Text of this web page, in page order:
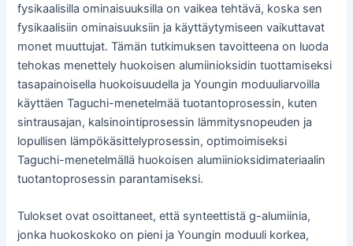
fysikaalisilla ominaisuuksilla on vaikea tehtävä, koska sen
fysikaalisiin ominaisuuksiin ja käyttäytymiseen vaikuttavat
monet muuttujat. Tämän tutkimuksen tavoitteena on luoda
tehokas menettely huokoisen alumiinioksidin tuottamiseksi
tasapainoisella huokoisuudella ja Youngin moduuliarvoilla
käyttäen Taguchi-menetelmää tuotantoprosessin, kuten
sintrausajan, kalsinointiprosessin lämmitysnopeuden ja
lopullisen lämpökäsittelyprosessin, optimoimiseksi
Taguchi-menetelmällä huokoisen alumiinioksidimateriaalin
tuotantoprosessin parantamiseksi.
Tulokset ovat osoittaneet, että synteettistä g-alumiinia,
jonka huokoskoko on pieni ja Youngin moduuli korkea,